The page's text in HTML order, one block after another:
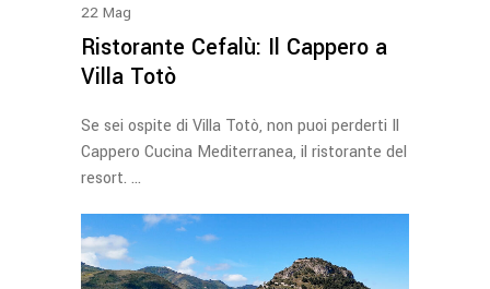
22 Mag
Ristorante Cefalù: Il Cappero a
Villa Totò
Se sei ospite di Villa Totò, non puoi perderti Il
Cappero Cucina Mediterranea, il ristorante del
resort.